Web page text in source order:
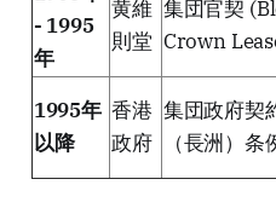
- 1995
年
黄維
則堂
集団官契
Crown
1995年
以降
香港
政府
集団政府契
（長洲）条